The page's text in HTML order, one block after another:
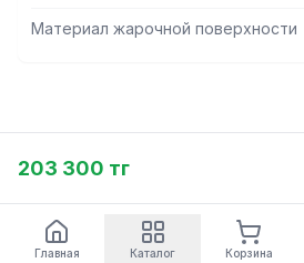
Материал жарочной поверхности
203 300 тг
Главная Каталог Корзина